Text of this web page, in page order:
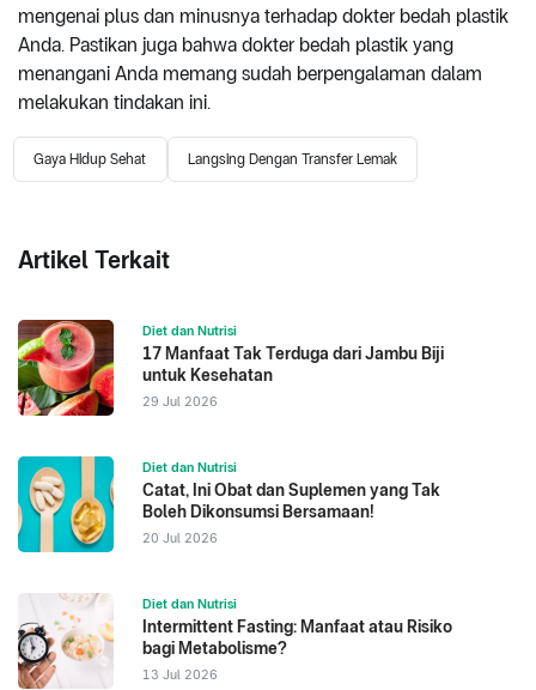
mengenai plus dan minusnya terhadap dokter bedah plastik
Anda. Pastikan juga bahwa dokter bedah plastik yang
menangani Anda memang sudah berpengalaman dalam
melakukan tindakan ini.
Gaya Hidup Sehat Langsing Dengan Transfer Lemak
Artikel Terkait
Diet dan Nutrisi
17 Manfaat Tak Terduga dari Jambu Biji
untuk Kesehatan
29 Jul 2026
Diet dan Nutrisi
Catat, Ini Obat dan Suplemen yang Tak
Boleh Dikonsumsi Bersamaan!
20 Jul 2026
Diet dan Nutrisi
Intermittent Fasting: Manfaat atau Risiko
bagi Metabolisme?
13 Jul 2026